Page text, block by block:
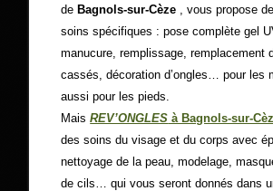
de Bagnols-sur-Cèze , vous propose
soins spécifiques : pose complète gel
manucure, remplissage, remplacement
cassés, décoration d’ongles… pour les
aussi pour les pieds.
MaisREV’ONGLES à Bagnols-sur-
des soins du visage et du corps avec
nettoyage de la peau, modelage,
de cils… qui vous seront donnés dans